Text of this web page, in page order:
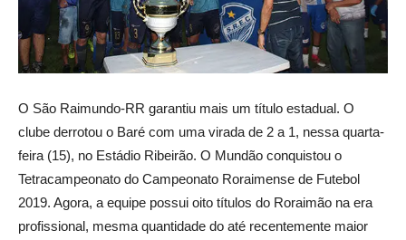
O São Raimundo-RR garantiu mais um título estadual. O
clube derrotou o Baré com uma virada de 2 a 1, nessa quarta-
feira (15), no Estádio Ribeirão. O Mundão conquistou o
Tetracampeonato do Campeonato Roraimense de Futebol
2019. Agora, a equipe possui oito títulos do Roraimão na era
profissional, mesma quantidade do até recentemente maior